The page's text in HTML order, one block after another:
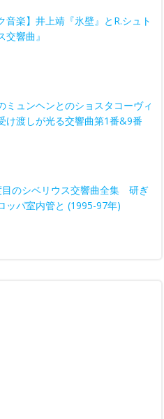
音楽】井上靖『氷壁』とR.シュト
響曲』
ミュンヘンとのショスタコーヴィ
渡しが光る交響曲第1番&9番
目のシベリウス交響曲全集 研ぎ
ッパ室内管と (1995-97年)